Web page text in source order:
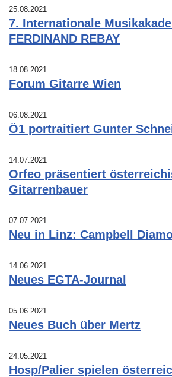
25.08.2021
7. Internationale
FERDINAND REBAY
18.08.2021
Forum Gitarre Wien
06.08.2021
Ö1 portraitiert Gunter
14.07.2021
Orfeo präsentiert
Gitarrenbauer
07.07.2021
Neu in Linz: Campbell
14.06.2021
Neues EGTA-Journal
05.06.2021
Neues Buch über Mertz
24.05.2021
Hosp/Palier spielen